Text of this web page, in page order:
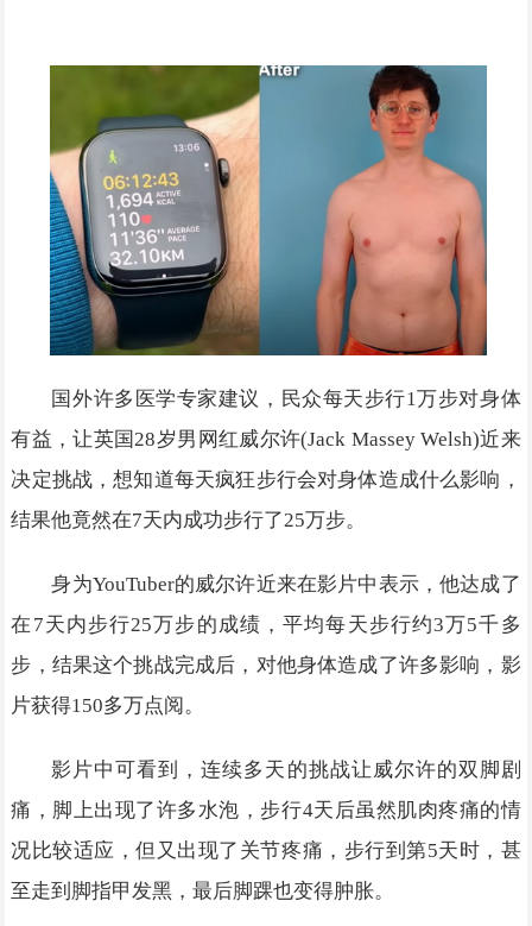
国外许多医学专家建议，民众每天步行1万步对身体
有益，让英国28岁男网红威尔许(Jack Massey Welsh)近来
决定挑战，想知道每天疯狂步行会对身体造成什么影响，
结果他竟然在7天内成功步行了25万步。
身为YouTuber的威尔许近来在影片中表示，他达成了
在7天内步行25万步的成绩，平均每天步行约3万5千多
步，结果这个挑战完成后，对他身体造成了许多影响，影
片获得150多万点阅。
影片中可看到，连续多天的挑战让威尔许的双脚剧
痛，脚上出现了许多水泡，步行4天后虽然肌肉疼痛的情
况比较适应，但又出现了关节疼痛，步行到第5天时，甚
至走到脚指甲发黑，最后脚踝也变得肿胀。